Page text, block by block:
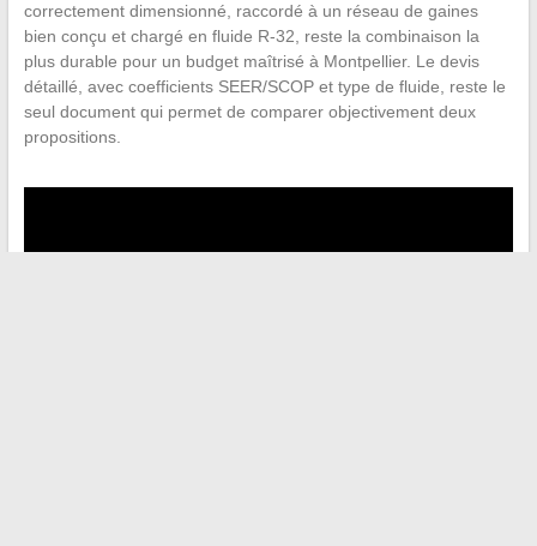
correctement dimensionné, raccordé à un réseau de gaines
bien conçu et chargé en fluide R-32, reste la combinaison la
plus durable pour un budget maîtrisé à Montpellier. Le devis
détaillé, avec coefficients SEER/SCOP et type de fluide, reste le
seul document qui permet de comparer objectivement deux
propositions.